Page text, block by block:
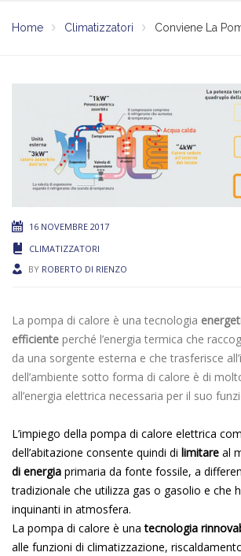
Home Climatizzatori Conviene La
16 NOVEMBRE 2017
CLIMATIZZATORI
BY ROBERTO DI RIENZO
La pompa di calore è una tecnologia
efficiente perché l’energia termica che
da una sorgente esterna e che trasferisce
dell’ambiente sotto forma di calore è di
all’energia elettrica necessaria per il suo
L’impiego della pompa di calore elettrica
dell’abitazione consente quindi di limitare al
di energia primaria da fonte fossile, a
tradizionale che utilizza gas o gasolio e che
inquinanti in atmosfera.
La pompa di calore è unatecnologia
alle funzioni di climatizzazione,